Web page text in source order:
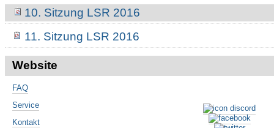
10. Sitzung LSR 2016
11. Sitzung LSR 2016
Website
FAQ
Service
Kontakt